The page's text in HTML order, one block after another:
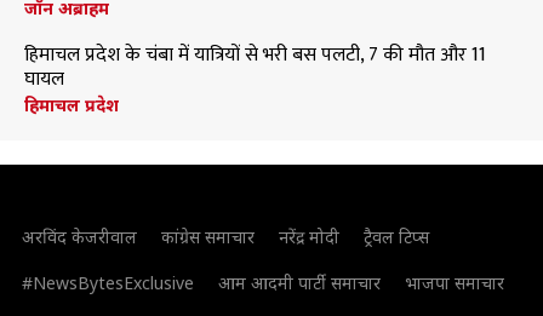
जॉन अब्राहम
हिमाचल प्रदेश के चंबा में यात्रियों से भरी बस पलटी, 7 की मौत और 11
घायल
हिमाचल प्रदेश
अरविंद केजरीवाल कांग्रेस समाचार नरेंद्र मोदी
ट्रैवल टिप्स
#NewsBytesExclusive
आम आदमी पार्टी समाचार
भाजपा समाचार